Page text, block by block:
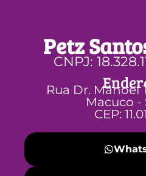
Petz
CNPJ:
Rua Dr. Manoel
Macuco -
CEP: